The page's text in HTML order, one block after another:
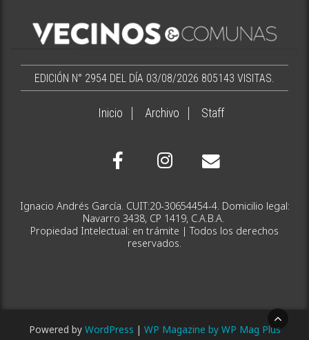
EDICIÓN N° 2954 DEL DÍA 03/08/2026 805143 VISITAS.
Inicio Archivo Staff
Ignacio Andrés García. CUIT:20-30654454-4. Domicilio legal:
Navarro 3438, CP 1419, C.A.B.A.
Propiedad Intelectual: en trámite | Todos los derechos
reservados.
Powered by WordPress | WP Magazine by WP Mag Plus